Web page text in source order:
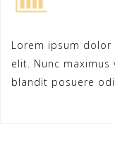
Lorem ipsum
elit. Nunc
blandit posuere